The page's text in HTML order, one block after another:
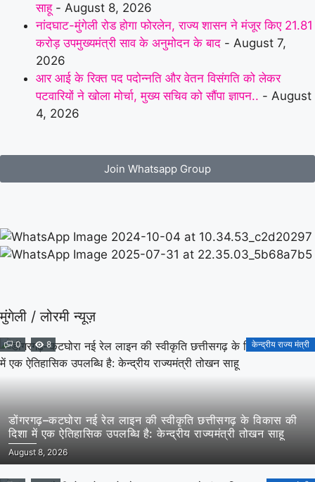
साहू- August 8, 2026
नांदघाट-मुंगेली रोड होगा फोरलेन, राज्य शासन ने मंजूर किए 21.81
करोड़ उपमुख्यमंत्री साव के अनुमोदन के बाद - August 7,
2026
आर आई के रिक्त पद पदोन्नति और वेतन विसंगति को लेकर
पटवारियों ने खोला मोर्चा, मुख्य सचिव को सौंपा ज्ञापन.. - August
4, 2026
Join Whatsapp Group
मुंगेली / लोरमी न्यूज़
0 8 केन्द्रीय राज्य मंत्री
डोंगरगढ़–कटघोरा नई रेल लाइन की स्वीकृति छत्तीसगढ़ के विकास की
दिशा में एक ऐतिहासिक उपलब्धि है: केन्द्रीय राज्यमंत्री तोखन साहू
August 8, 2026